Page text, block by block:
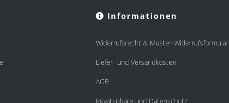
Informationen
Widerrufsrecht & Muster-Widerrufsformular
Liefer- und Versandkosten
AGB
Privatsphäre und Datenschutz